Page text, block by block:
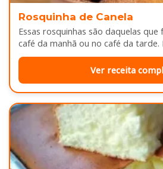
Rosquinha de Canela
Essas rosquinhas são daquelas que
café da manhã ou no café da tarde.
douradinhas por…
Ver receita